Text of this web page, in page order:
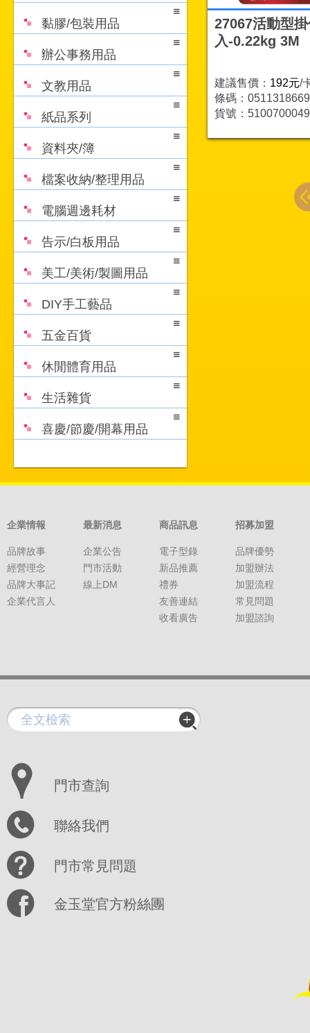
黏膠/包裝用品
辦公事務用品
文教用品
紙品系列
資料夾/簿
檔案收納/整理用品
電腦週邊耗材
告示/白板用品
美工/美術/製圖用品
DIY手工藝品
五金百貨
休閒體育用品
生活雜貨
喜慶/節慶/開幕用品
27067活動型
入-0.22kg 3M
建議售價： 192元/
條碼：
貨號：5100700049
企業情報
品牌故事
經營理念
品牌大事記
企業代言人
最新消息
企業公告
門市活動
線上DM
商品訊息
電子型錄
新品推薦
禮券
友善連結
收看廣告
招募加盟
品牌優勢
加盟辦法
加盟流程
常見問題
加盟諮詢
門市查詢
聯絡我們
門市常見問題
金玉堂官方粉絲團